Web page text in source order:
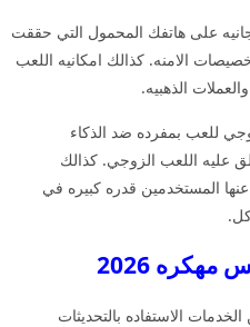
على هاتفك المحمول التي حققت
الامنه. كذالك امكانيه اللعب
الذهبيه.
للعب بمفرده ضد الذكاء
عليه اللعب الزوجي. كذالك
المستخدمين قدره كبيره في
2026
الاستفاده بالتحديثات